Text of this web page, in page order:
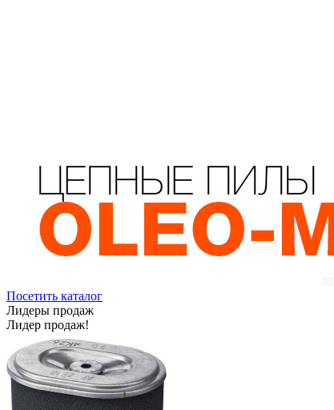
Посетить каталог
Лидеры продаж
Лидер продаж!